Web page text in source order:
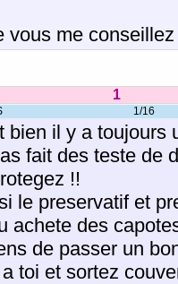
vous me
1
1/16
bien il y a toujours
fait des teste de
!!
le preservatif et
achete des
de passer un
toi et sortez